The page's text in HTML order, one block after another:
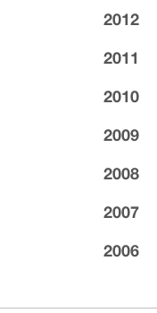
2012
2011
2010
2009
2008
2007
2006